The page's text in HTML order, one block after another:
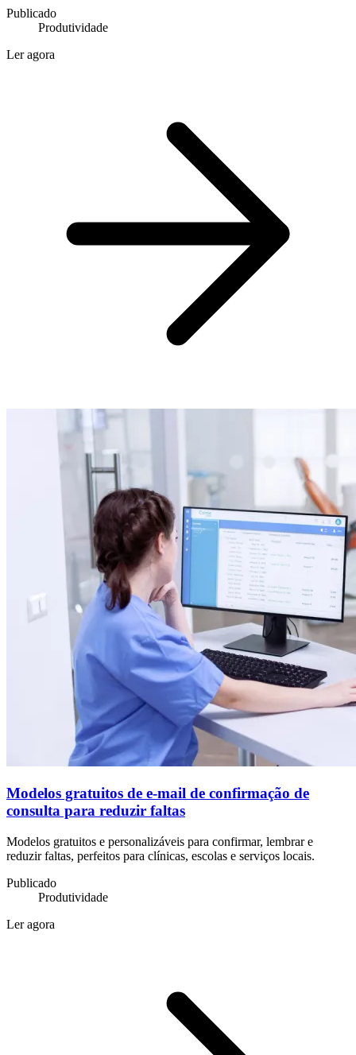
Publicado
Produtividade
Ler agora
Modelos gratuitos de e-mail de confirmação de
consulta para reduzir faltas
Modelos gratuitos e personalizáveis para confirmar, lembrar e
reduzir faltas, perfeitos para clínicas, escolas e serviços locais.
Publicado
Produtividade
Ler agora